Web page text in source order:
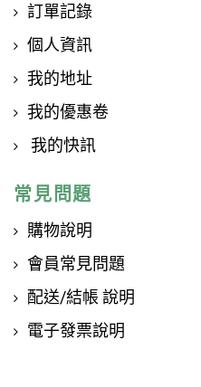
訂單記錄
個人資訊
我的地址
我的優惠卷
我的快訊
常見問題
購物說明
會員常見問題
配送/結帳 說明
電子發票說明